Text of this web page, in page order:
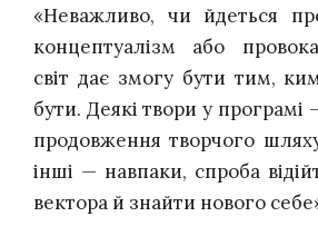
«Неважливо, чи йдеться
концептуалізм або
світ дає змогу бути тим,
бути. Деякі твори у програмі
продовження творчого
інші — навпаки, спроба
вектора й знайти нового